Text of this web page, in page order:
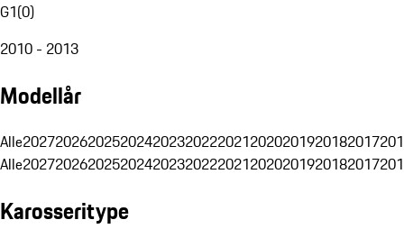
G1(0)
2010 - 2013
Modellår
Alle20272026202520242023202220212020201920182017
Alle20272026202520242023202220212020201920182017
Karosseritype